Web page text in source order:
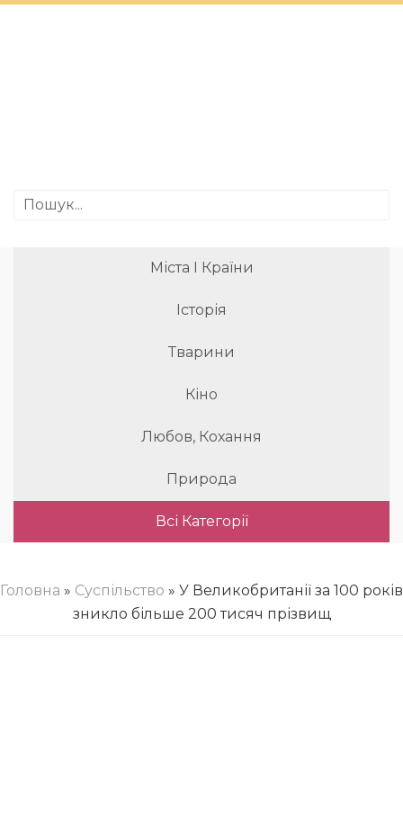
Міста І Країни
Історія
Тварини
Кіно
Любов, Кохання
Природа
Всі Категорії
Головна » Суспільство » У Великобританії за 100 років
зникло більше 200 тисяч прізвищ